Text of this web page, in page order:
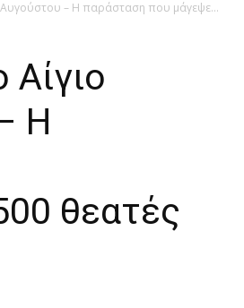
Αυγούστου – H παράσταση που μάγεψε...
H
θεατές